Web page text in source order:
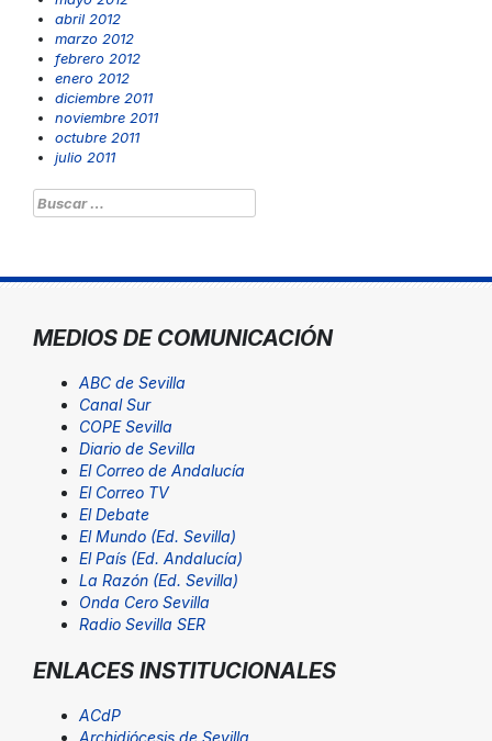
abril 2012
marzo 2012
febrero 2012
enero 2012
diciembre 2011
noviembre 2011
octubre 2011
julio 2011
Buscar:
MEDIOS DE COMUNICACIÓN
ABC de Sevilla
Canal Sur
COPE Sevilla
Diario de Sevilla
El Correo de Andalucía
El Correo TV
El Debate
El Mundo (Ed. Sevilla)
El País (Ed. Andalucía)
La Razón (Ed. Sevilla)
Onda Cero Sevilla
Radio Sevilla SER
ENLACES INSTITUCIONALES
ACdP